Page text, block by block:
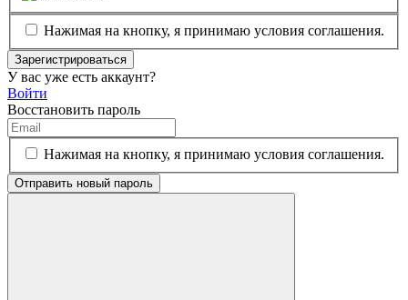
Нажимая на кнопку, я принимаю условия соглашения.
Зарегистрироваться
У вас уже есть аккаунт?
Войти
Восстановить пароль
Нажимая на кнопку, я принимаю условия соглашения.
Отправить новый пароль